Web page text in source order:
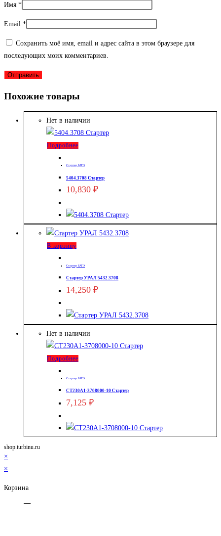
Имя *
Email *
Сохранить моё имя, email и адрес сайта в этом браузере для
последующих моих комментариев.
Похожие товары
Нет в наличии
Подробнее
Стартер БАТЭ
5404.3708 Стартер
10,830 ₽
В корзину
Стартер БАТЭ
Стартер УРАЛ 5432.3708
14,250 ₽
Нет в наличии
Подробнее
Стартер БАТЭ
СТ230А1-3708000-10 Стартер
7,125 ₽
shop.turbinu.ru
×
×
Корзина